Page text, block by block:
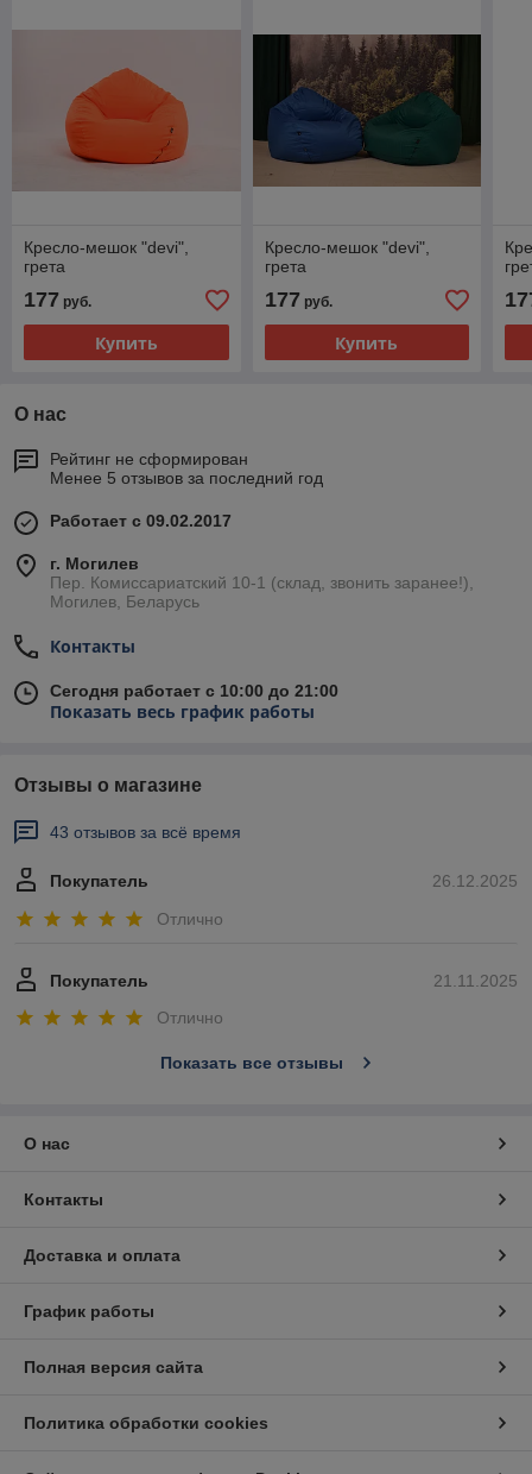
Кресло-мешок "devi",
грета
177 руб.
Купить
Кресло-мешок "devi",
грета
177 руб.
Купить
О нас
Рейтинг не сформирован
Менее 5 отзывов за последний год
Работает с 09.02.2017
г. Могилев
Пер. Комиссариатский 10-1 (склад, звонить заранее!),
Могилев, Беларусь
Контакты
Сегодня работает с 10:00 до 21:00
Показать весь график работы
Отзывы о магазине
43 отзывов за всё время
26.12.2025
Покупатель
Отлично
21.11.2025
Покупатель
Отлично
Показать все отзывы
О нас
Контакты
Доставка и оплата
График работы
Полная версия сайта
Политика обработки cookies